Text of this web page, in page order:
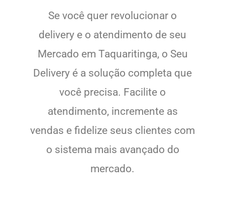
Se você quer revolucionar o
delivery e o atendimento de seu
Mercado em Taquaritinga, o Seu
Delivery é a solução completa que
você precisa. Facilite o
atendimento, incremente as
vendas e fidelize seus clientes com
o sistema mais avançado do
mercado.